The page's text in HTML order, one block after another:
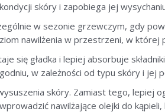
skóry i zapobiega jej
w sezonie grzewczym, gdy
nawilżenia w przestrzeni, w której
się gładka i lepiej absorbuje
w zależności od typu skóry i jej
skóry. Zamiast tego, lepiej
nawilżające olejki do